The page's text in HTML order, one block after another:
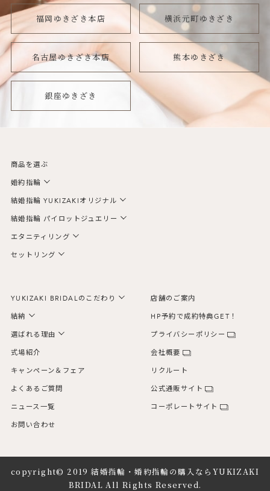
福岡ゆきざき本店 横浜元町ゆきざき
名古屋ゆきざき本店 熊本ゆきざき
銀座ゆきざき
商品を選ぶ
婚約指輪
結婚指輪 YUKIZAKIオリジナル
結婚指輪 パイロットジュエリー
エタニティリング
セットリング
YUKIZAKI BRIDALのこだわり
結納
選ばれる理由
式場紹介
キャンペーン＆フェア
よくあるご質問
ニュース一覧
お問い合わせ
店舗のご案内
HP予約で成約特典GET！
プライバシーポリシー
会社概要
リクルート
公式通販サイト
コーポレートサイト
copyright© 2019結婚指輪・婚約指輪の購入ならYUKIZAKI
BRIDAL All Rights Reserved.